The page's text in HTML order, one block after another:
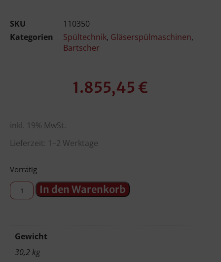
SKU
110350
Kategorien
Spültechnik, Gläserspülmaschinen,
Bartscher
1.855,45 €
inkl. 19% MwSt.
Lieferzeit: 1–2 Werktage
Vorrätig
In den Warenkorb
Gewicht
30,2 kg